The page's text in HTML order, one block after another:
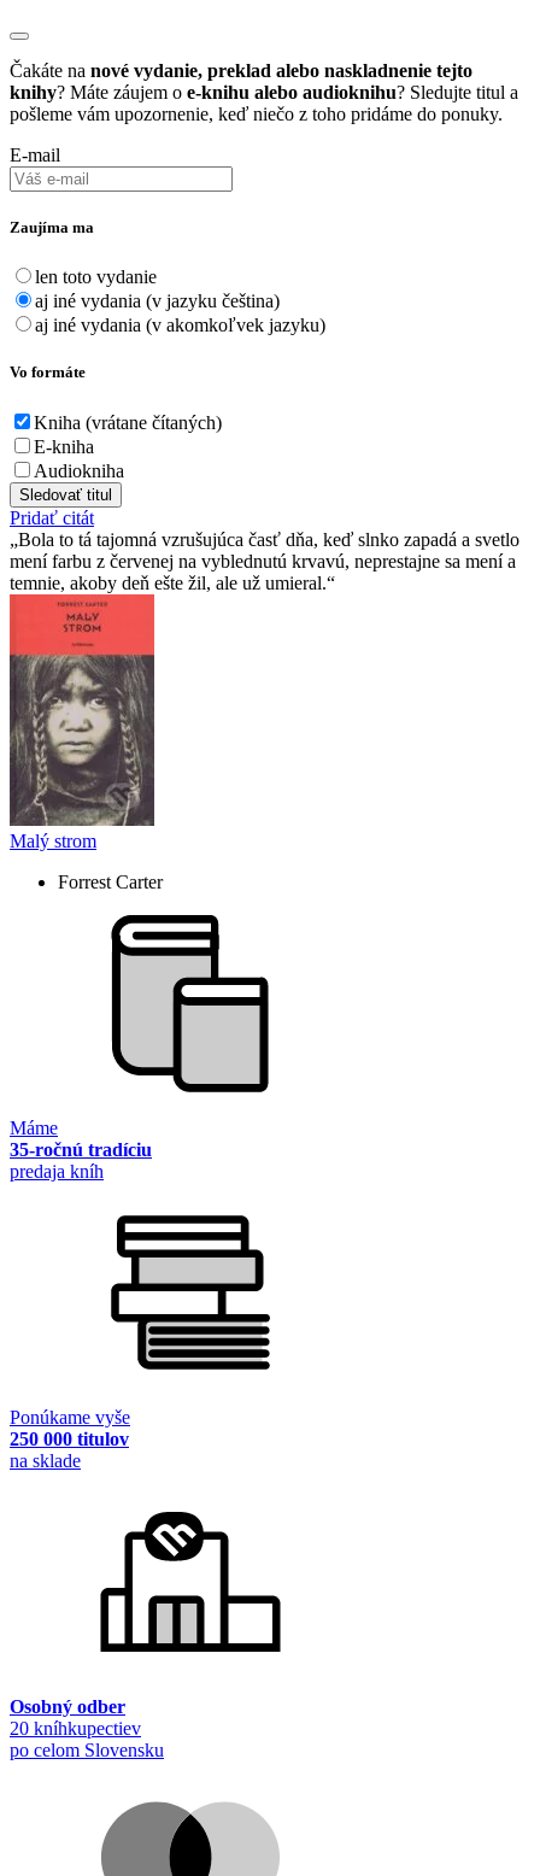
Čakáte na nové vydanie, preklad alebo naskladnenie tejto
knihy? Máte záujem o e-knihu alebo audioknihu? Sledujte titul a
pošleme vám upozornenie, keď niečo z toho pridáme do ponuky.
E-mail
Zaujíma ma
len toto vydanie
aj iné vydania (v jazyku čeština)
aj iné vydania (v akomkoľvek jazyku)
Vo formáte
Kniha (vrátane čítaných)
E-kniha
Audiokniha
Sledovať titul
Pridať citát
Bola to tá tajomná vzrušujúca časť dňa, keď slnko zapadá a svetlo
mení farbu z červenej na vyblednutú krvavú, neprestajne sa mení a
temnie, akoby deň ešte žil, ale už umieral.
Malý strom
Forrest Carter
Máme
35-ročnú tradíciu
predaja kníh
Ponúkame vyše
250 000 titulov
na sklade
Osobný odber
20 kníhkupectiev
po celom Slovensku